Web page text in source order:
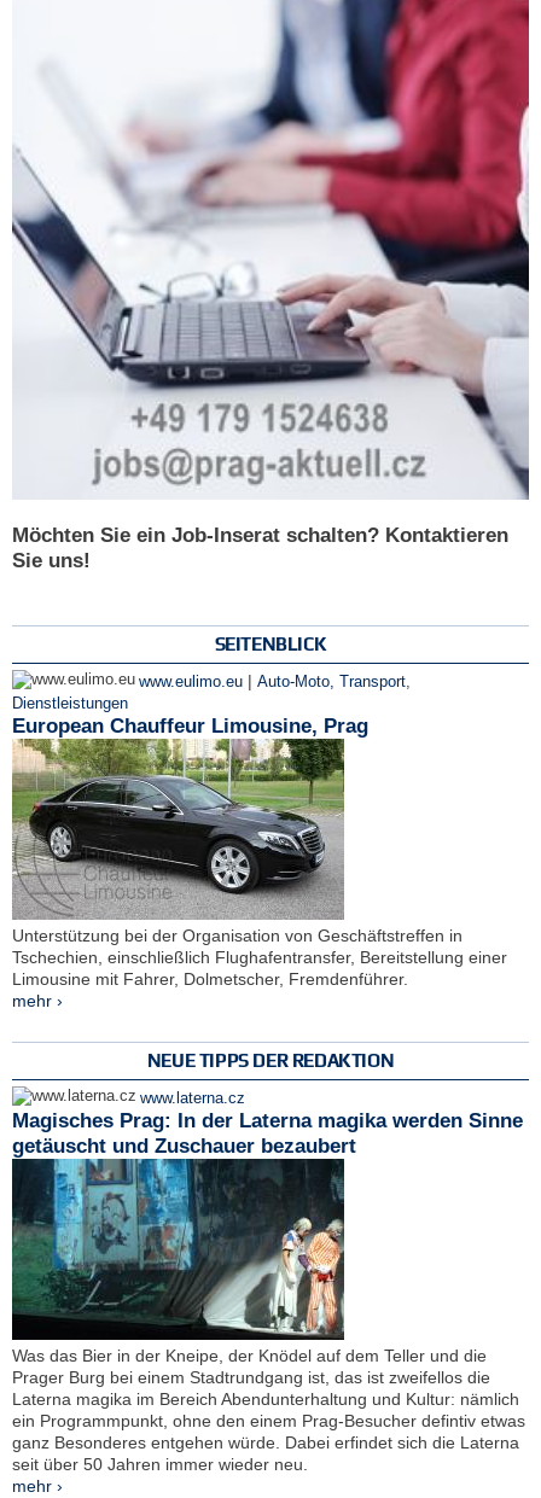
Möchten Sie ein Job-Inserat schalten? Kontaktieren
Sie uns!
SEITENBLICK
www.eulimo.eu | Auto-Moto, Transport,
Dienstleistungen
European Chauffeur Limousine, Prag
Unterstützung bei der Organisation von Geschäftstreffen in
Tschechien, einschließlich Flughafentransfer, Bereitstellung einer
Limousine mit Fahrer, Dolmetscher, Fremdenführer.
mehr ›
NEUE TIPPS DER REDAKTION
www.laterna.cz
Magisches Prag: In der Laterna magika werden Sinne
getäuscht und Zuschauer bezaubert
Was das Bier in der Kneipe, der Knödel auf dem Teller und die
Prager Burg bei einem Stadtrundgang ist, das ist zweifellos die
Laterna magika im Bereich Abendunterhaltung und Kultur: nämlich
ein Programmpunkt, ohne den einem Prag-Besucher defintiv etwas
ganz Besonderes entgehen würde. Dabei erfindet sich die Laterna
seit über 50 Jahren immer wieder neu.
mehr ›